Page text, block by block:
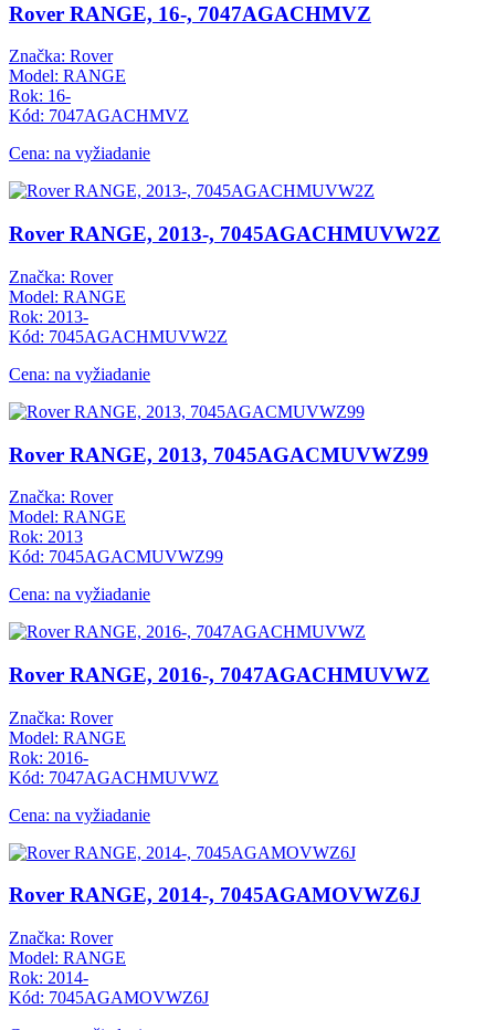
Rover RANGE, 16-, 7047AGACHMVZ
Značka: Rover
Model: RANGE
Rok: 16-
Kód: 7047AGACHMVZ
Cena: na vyžiadanie
Rover RANGE, 2013-, 7045AGACHMUVW2Z
Značka: Rover
Model: RANGE
Rok: 2013-
Kód: 7045AGACHMUVW2Z
Cena: na vyžiadanie
Rover RANGE, 2013, 7045AGACMUVWZ99
Značka: Rover
Model: RANGE
Rok: 2013
Kód: 7045AGACMUVWZ99
Cena: na vyžiadanie
Rover RANGE, 2016-, 7047AGACHMUVWZ
Značka: Rover
Model: RANGE
Rok: 2016-
Kód: 7047AGACHMUVWZ
Cena: na vyžiadanie
Rover RANGE, 2014-, 7045AGAMOVWZ6J
Značka: Rover
Model: RANGE
Rok: 2014-
Kód: 7045AGAMOVWZ6J